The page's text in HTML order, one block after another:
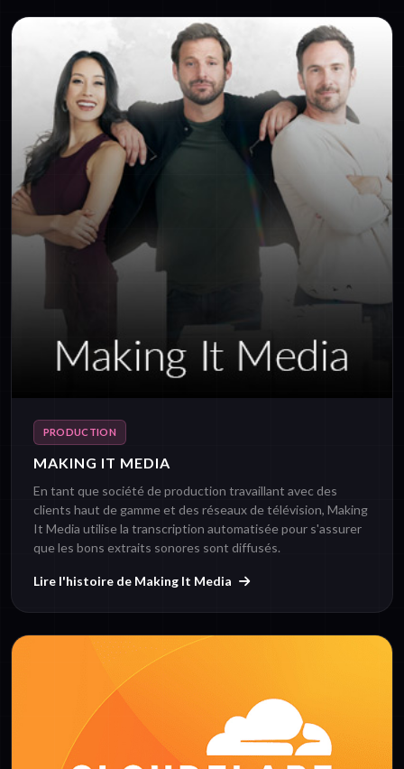
PRODUCTION
MAKING IT MEDIA
En tant que société de production travaillant avec des
clients haut de gamme et des réseaux de télévision, Making
It Media utilise la transcription automatisée pour s'assurer
que les bons extraits sonores sont diffusés.
Lire l'histoire de Making It Media